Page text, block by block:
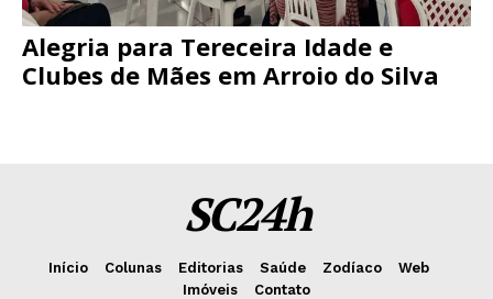
Alegria para Tereceira Idade e
Clubes de Mães em Arroio do Silva
SC24h
Início Colunas Editorias Saúde Zodíaco
Web
Imóveis
Contato